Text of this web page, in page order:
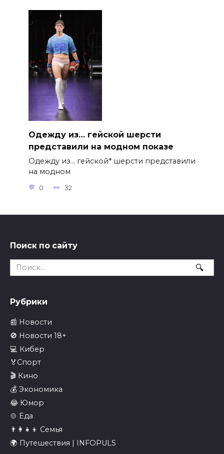
Одежду из… гейской шерсти
представили на модном показе
Одежду из… гейской* шерсти представили
на модном
0 32
Поиск по сайту
Search
for:
Рубрики
📰 Новости
🚫 Новости 18+
💻 Кибер
🏅Спорт
🎬 Кино
💰 Экономика
😂 Юмор
🍲 Еда
👨‍👩‍👧‍👦 Семья
🌍 Путешествия | INFOPULS